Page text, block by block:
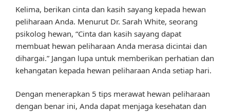
Kelima, berikan cinta dan kasih sayang kepada hewan
peliharaan Anda. Menurut Dr. Sarah White, seorang
psikolog hewan, “Cinta dan kasih sayang dapat
membuat hewan peliharaan Anda merasa dicintai dan
dihargai.” Jangan lupa untuk memberikan perhatian dan
kehangatan kepada hewan peliharaan Anda setiap hari.
Dengan menerapkan 5 tips merawat hewan peliharaan
dengan benar ini, Anda dapat menjaga kesehatan dan